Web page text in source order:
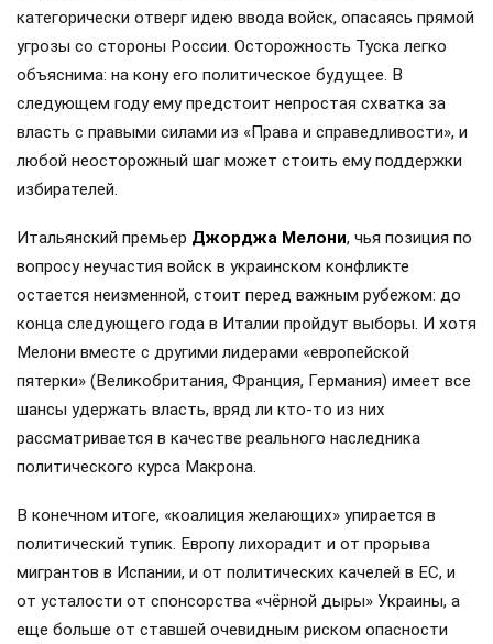
категорически отверг идею ввода войск, опасаясь прямой
угрозы со стороны России. Осторожность Туска легко
объяснима: на кону его политическое будущее. В
следующем году ему предстоит непростая схватка за
власть с правыми силами из «Права и справедливости», и
любой неосторожный шаг может стоить ему поддержки
избирателей.
Итальянский премьер Джорджа Мелони, чья позиция по
вопросу неучастия войск в украинском конфликте
остается неизменной, стоит перед важным рубежом: до
конца следующего года в Италии пройдут выборы. И хотя
Мелони вместе с другими лидерами «европейской
пятерки» (Великобритания, Франция, Германия) имеет все
шансы удержать власть, вряд ли кто-то из них
рассматривается в качестве реального наследника
политического курса Макрона.
В конечном итоге, «коалиция желающих» упирается в
политический тупик. Европу лихорадит и от прорыва
мигрантов в Испании, и от политических качелей в ЕС, и
от усталости от спонсорства «чёрной дыры» Украины, а
еще больше от ставшей очевидным риском опасности